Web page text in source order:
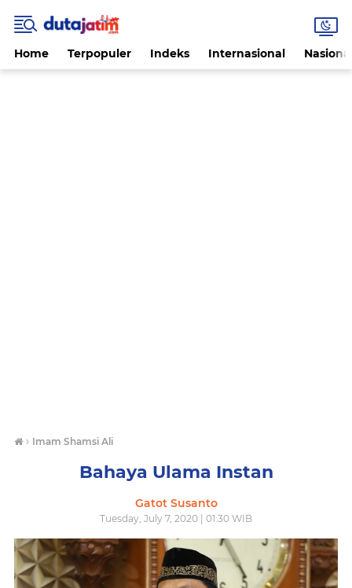
Home Terpopuler Indeks Internasional
› Imam Shamsi Ali
Bahaya Ulama Instan
Gatot Susanto
Tuesday, July 7, 2020 | 01:30 WIB